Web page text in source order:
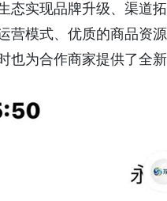
态实现品牌升级、渠道
营模式、优质的商品资
也为合作商家提供了全新